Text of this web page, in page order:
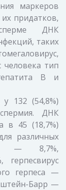
маркеров
придатков,
ДНК
таких
человека тип
В и
у 132 (54,8%)
ДНК
в 45 (18,7%)
различных
— 8,7%,
герпеса —
Барр —